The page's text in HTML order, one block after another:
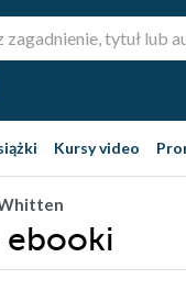
Kursy video
ebooki